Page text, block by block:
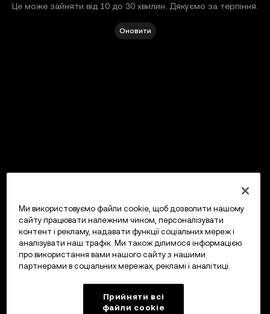
Це може зайняти від 10 до 30 хвилин. Дякуємо за терпіння.
Оновити
Ми використовуємо файли cookie, щоб дозволити нашому
сайту працювати належним чином, персоналізувати
контент і рекламу, надавати функції соціальних мереж і
аналізувати наш трафік. Ми також ділимося інформацією
про використання вами нашого сайту з нашими
партнерами в соціальних мережах, рекламі і аналітиці.
Прийняти всі
файли сookie